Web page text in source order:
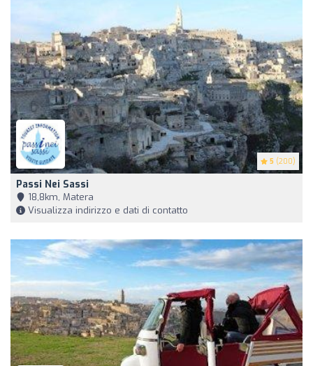
5 (200)
Passi Nei Sassi
18,8km, Matera
Visualizza indirizzo e dati di contatto